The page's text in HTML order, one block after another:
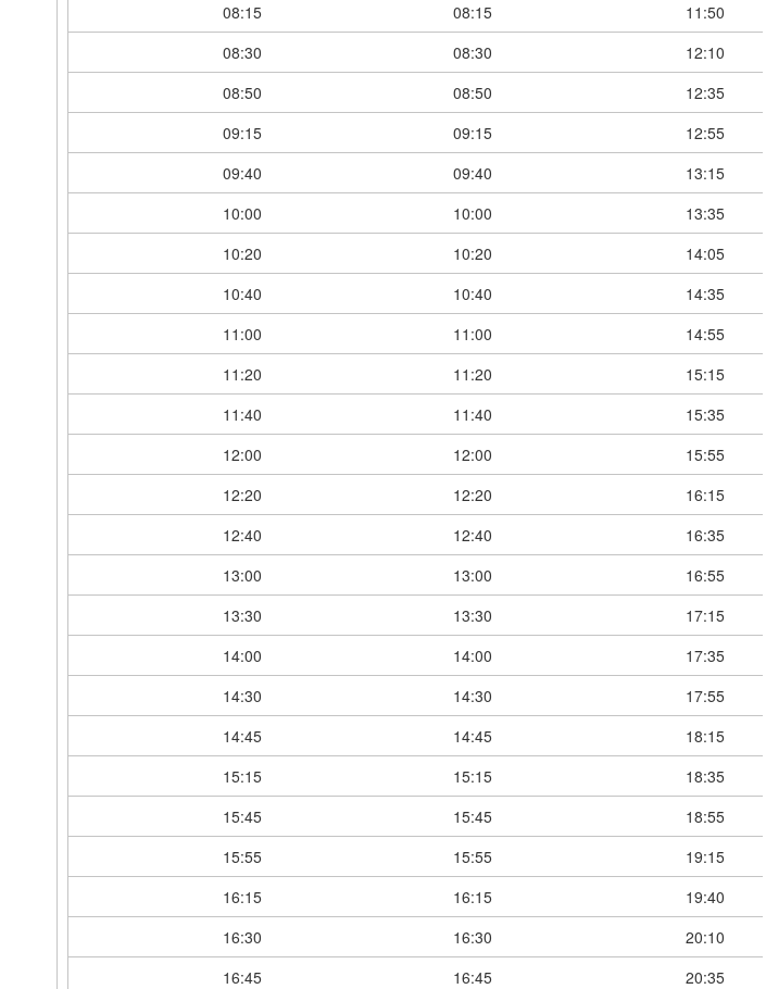
08:15
08:15
11:50
08:30
08:30
12:10
08:50
08:50
12:35
09:15
09:15
12:55
09:40
09:40
13:15
10:00
10:00
13:35
10:20
10:20
14:05
10:40
10:40
14:35
11:00
11:00
14:55
11:20
11:20
15:15
11:40
11:40
15:35
12:00
12:00
15:55
12:20
12:20
16:15
12:40
12:40
16:35
13:00
13:00
16:55
13:30
13:30
17:15
14:00
14:00
17:35
14:30
14:30
17:55
14:45
14:45
18:15
15:15
15:15
18:35
15:45
15:45
18:55
15:55
15:55
19:15
16:15
16:15
19:40
16:30
16:30
20:10
16:45
16:45
20:35